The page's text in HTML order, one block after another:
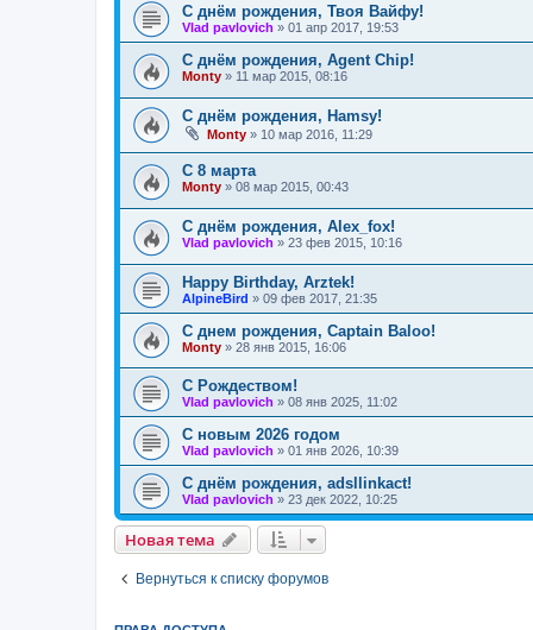
С днём рождения, Твоя Вайфу!
Vlad pavlovich » 01 апр 2017, 19:53
С днём рождения, Agent Chip!
Monty » 11 мар 2015, 08:16
С днём рождения, Hamsy!
Monty » 10 мар 2016, 11:29
С 8 марта
Monty » 08 мар 2015, 00:43
С днём рождения, Alex_fox!
Vlad pavlovich » 23 фев 2015, 10:16
Happy Birthday, Arztek!
AlpineBird » 09 фев 2017, 21:35
С днем рождения, Captain Baloo!
Monty » 28 янв 2015, 16:06
С Рождеством!
Vlad pavlovich » 08 янв 2025, 11:02
С новым 2026 годом
Vlad pavlovich » 01 янв 2026, 10:39
С днём рождения, adsllinkact!
Vlad pavlovich » 23 дек 2022, 10:25
Новая тема
Новаятема
Вернуться к списку форумов